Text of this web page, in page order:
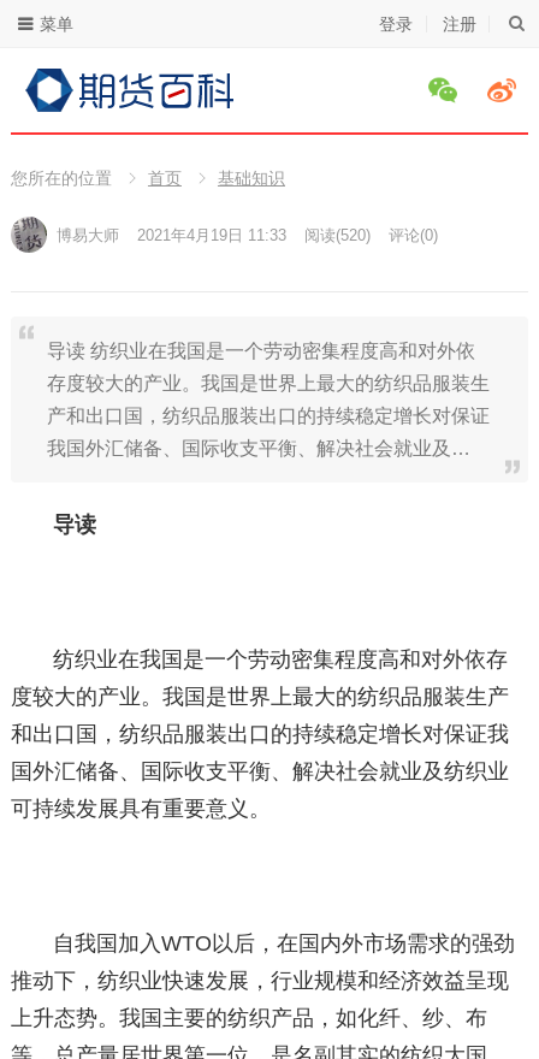
登录 注册
菜单
您所在的位置 首页 基础知识
博易大师 2021年4月19日 11:33 阅读(520) 评论(0)
导读 纺织业在我国是一个劳动密集程度高和对外依
存度较大的产业。我国是世界上最大的纺织品服装生
产和出口国，纺织品服装出口的持续稳定增长对保证
我国外汇储备、国际收支平衡、解决社会就业及…
导读
纺织业在我国是一个劳动密集程度高和对外依存
度较大的产业。我国是世界上最大的纺织品服装生产
和出口国，纺织品服装出口的持续稳定增长对保证我
国外汇储备、国际收支平衡、解决社会就业及纺织业
可持续发展具有重要意义。
自我国加入WTO以后，在国内外市场需求的强劲
推动下，纺织业快速发展，行业规模和经济效益呈现
上升态势。我国主要的纺织产品，如化纤、纱、布